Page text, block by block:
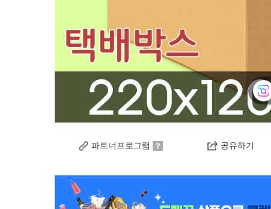
파트너프로그램 공유하기